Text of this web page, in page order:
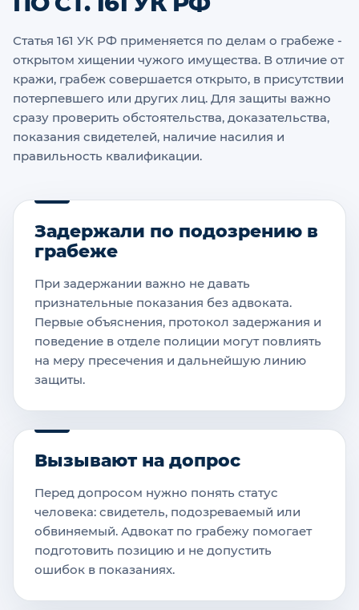
Статья 161 УК РФ применяется по делам о грабеже -
открытом хищении чужого имущества. В отличие от
кражи, грабеж совершается открыто, в присутствии
потерпевшего или других лиц. Для защиты важно
сразу проверить обстоятельства, доказательства,
показания свидетелей, наличие насилия и
правильность квалификации.
Задержали по подозрению в
грабеже
При задержании важно не давать
признательные показания без адвоката.
Первые объяснения, протокол задержания и
поведение в отделе полиции могут повлиять
на меру пресечения и дальнейшую линию
защиты.
Вызывают на допрос
Перед допросом нужно понять статус
человека: свидетель, подозреваемый или
обвиняемый. Адвокат по грабежу помогает
подготовить позицию и не допустить
ошибок в показаниях.